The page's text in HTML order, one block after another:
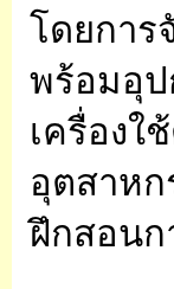
โดยการ
พร้อมอุ
เครื่องใ
อุตสาหก
ฝึกสอนก